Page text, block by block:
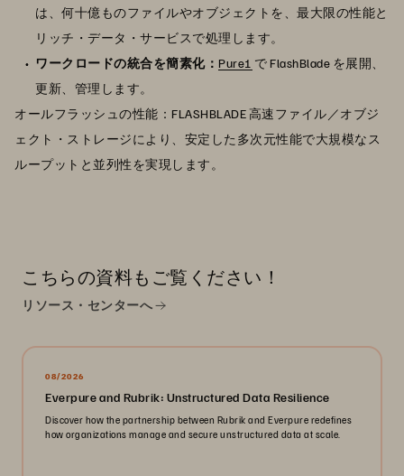
は、何十億ものファイルやオブジェクトを、最大限の性能と
リッチ・データ・サービスで処理します。
ワークロードの統合を簡素化： Pure1 で FlashBlade を展開、
更新、管理します。
オールフラッシュの性能：FLASHBLADE 高速ファイル／オブジ
ェクト・ストレージにより、安定した多次元性能で大規模なス
ループットと並列性を実現します。
こちらの資料もご覧ください！
リソース・センターへ
08/2026
Everpure and Rubrik: Unstructured Data Resilience
Discover how the partnership between Rubrik and Everpure redefines
how organizations manage and secure unstructured data at scale.